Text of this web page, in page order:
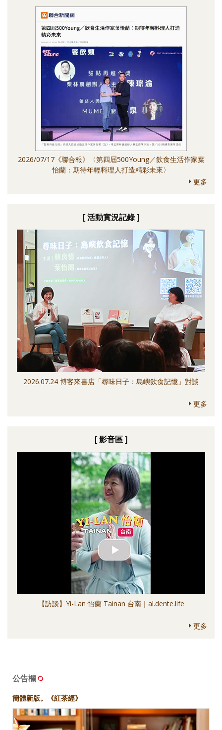
2026/07/17《聯合報》〈第四屆500Young／飲食生活作家葉
怡蘭：期待年輕料理人打造精彩未來〉
更多
[ 活動實況記錄 ]
2026.07.24 博客來書店「尋味日子：島嶼飲食記憶」對談
更多
[ 影音區 ]
【訪談】Yi-Lan 怡蘭 Tainan 台南｜al.dente.life
更多
公告欄
簡體新版。《紅茶經》